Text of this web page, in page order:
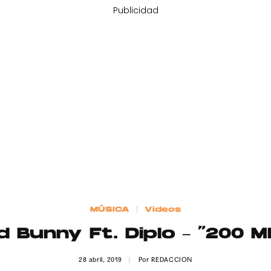
Publicidad
MÚSICA Videos
Bunny Ft. Diplo – “200
28 abril, 2019 Por REDACCION